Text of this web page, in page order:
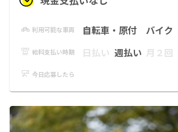
利用可能な車両 自転車・原付 バイク
給料支払い時期 日払い 週払い 月２回
今日応募したら